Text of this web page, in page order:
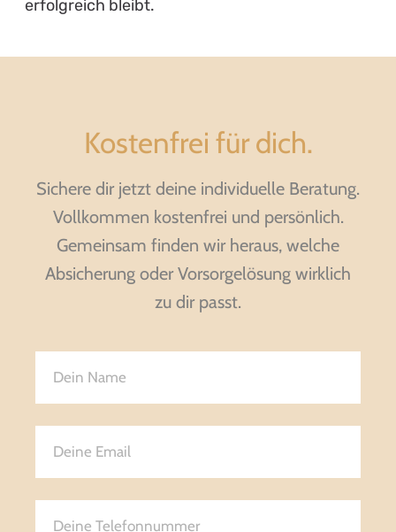
erfolgreich bleibt.
Kostenfrei für dich.
Sichere dir jetzt deine individuelle Beratung.
Vollkommen kostenfrei und persönlich.
Gemeinsam finden wir heraus, welche
Absicherung oder Vorsorgelösung wirklich
zu dir passt.